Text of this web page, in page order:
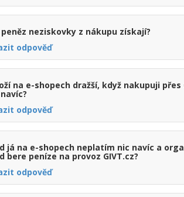
neziskovky z nákupu získají?
odpověď
na e-shopech dražší, když nakupuji přes
odpověď
já na e-shopech neplatím nic navíc a
bere peníze na provoz GIVT.cz?
odpověď